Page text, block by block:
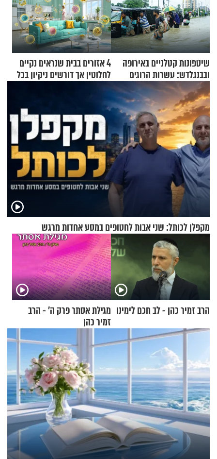
שיטפונות קטלניים באירופה
ובבנגלדש: עשרות הרוגים
ומיליון נפגעים
4 אזורים בבית שנראים נקיים
לחלוטין אך דורשים ניקיון בכל
סוף שבוע
מקפלן לכותל: שני אבות לחטופים במסע אחדות מרגש
הרב זמיר כהן - לב חכם לימינו מגילת אסתר פרק ה’ - הרב
זמיר כהן